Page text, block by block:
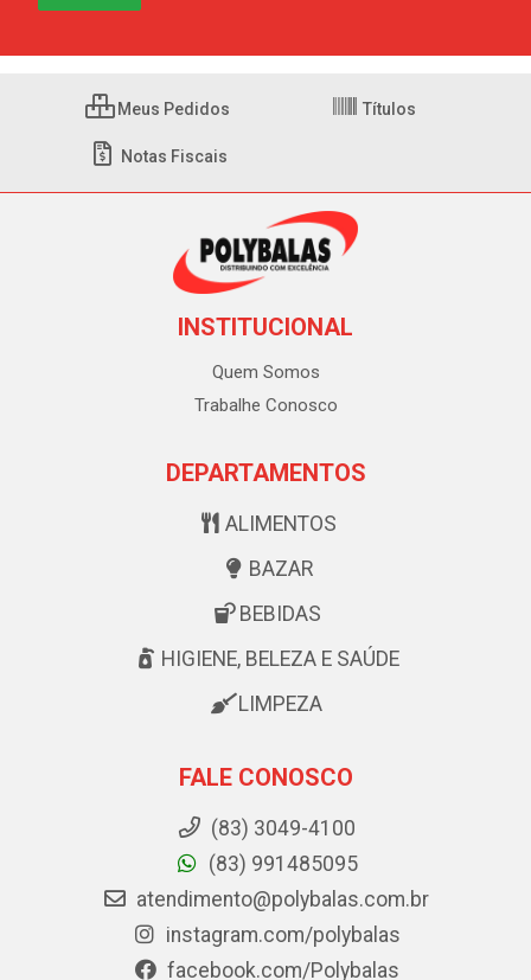
Meus Pedidos Títulos
Notas Fiscais
INSTITUCIONAL
Quem Somos
Trabalhe Conosco
DEPARTAMENTOS
ALIMENTOS
BAZAR
BEBIDAS
HIGIENE, BELEZA E SAÚDE
LIMPEZA
FALE CONOSCO
(83) 3049-4100
(83) 991485095
atendimento@polybalas.com.br
instagram.com/polybalas
facebook.com/Polybalas